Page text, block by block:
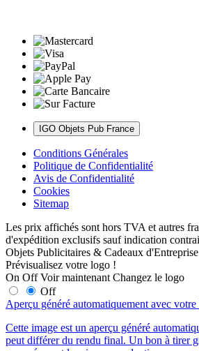
IGO Objets Pub France
Conditions Générales
Politique de Confidentialité
Avis de Confidentialité
Cookies
Sitemap
Les prix affichés sont hors TVA et autres
d'expédition exclusifs sauf indication
Objets Publicitaires & Cadeaux
Prévisualisez votre logo !
On Off Voir maintenant Changez le logo
Off
Aperçu généré automatiquement avec
Cette image est un aperçu généré
peut différer du rendu final. Un bon à tirer